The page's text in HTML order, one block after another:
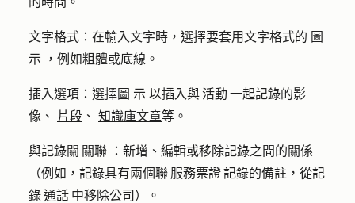
文字格式：在輸入文字時，選擇要套用文字格式的 圖
示 ，例如粗體或底線。
插入選項：選擇圖 示 以插入與 活動 一起記錄的影
像、
片段 、 知識庫文章等。
與記錄關 關聯 ：新增、編輯或移除記錄之間的關係
（例如，記錄具有兩個聯 服務票證 記錄的備註，從記
錄 通話 中移除公司）。